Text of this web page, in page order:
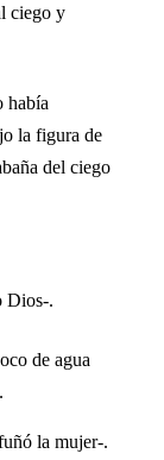
ciego y
había
la figura de
del ciego
Dios-.
de agua
la mujer-.